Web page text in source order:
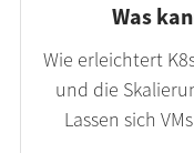
Was
Wie erleichtert
und die
Lassen sich